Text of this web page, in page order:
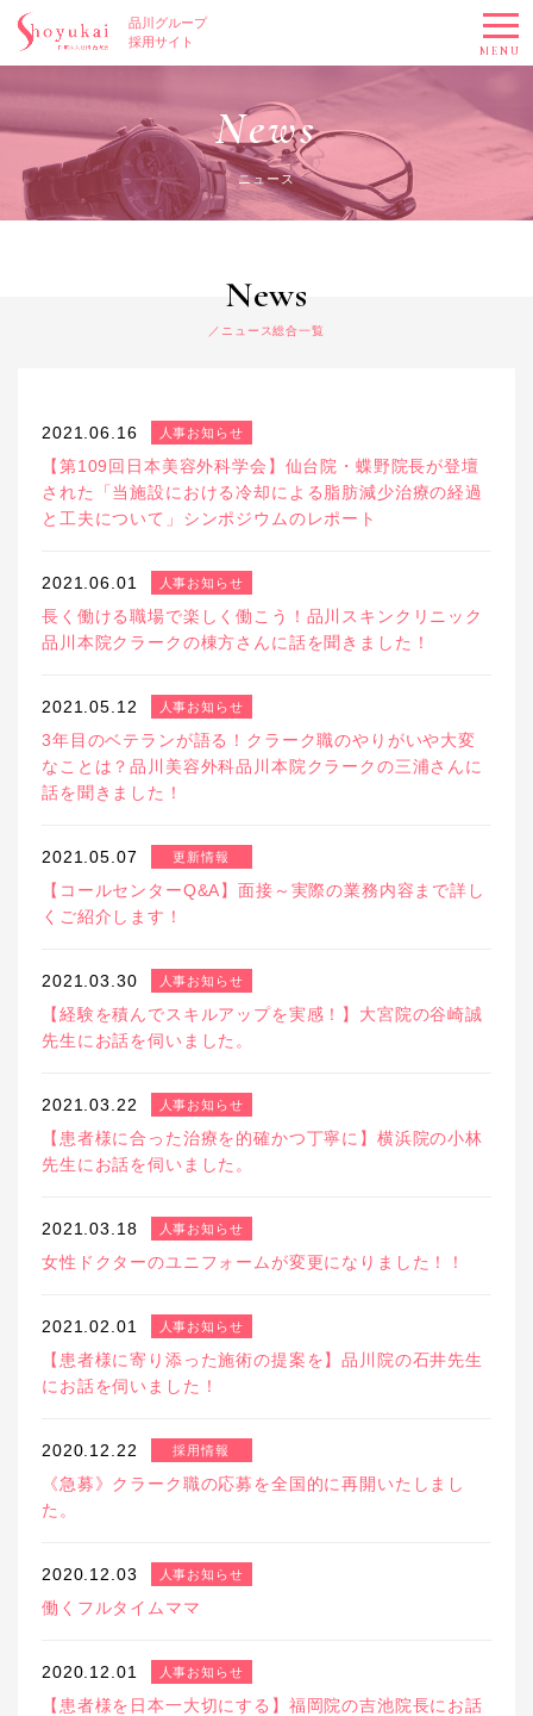
品川グループ
採用サイト
MENU
News
ニュース
News
ニュース総合一覧
2021.06.16 人事お知らせ
【第109回日本美容外科学会】仙台院・蝶野院長が登壇
された「当施設における冷却による脂肪減少治療の経過
と工夫について」シンポジウムのレポート
2021.06.01 人事お知らせ
長く働ける職場で楽しく働こう！品川スキンクリニック
品川本院クラークの棟方さんに話を聞きました！
2021.05.12 人事お知らせ
3年目のベテランが語る！クラーク職のやりがいや大変
なことは？品川美容外科品川本院クラークの三浦さんに
話を聞きました！
2021.05.07 更新情報
【コールセンターQ&A】面接～実際の業務内容まで詳し
くご紹介します！
2021.03.30 人事お知らせ
【経験を積んでスキルアップを実感！】大宮院の谷崎誠
先生にお話を伺いました。
2021.03.22 人事お知らせ
【患者様に合った治療を的確かつ丁寧に】横浜院の小林
先生にお話を伺いました。
2021.03.18 人事お知らせ
女性ドクターのユニフォームが変更になりました！！
2021.02.01 人事お知らせ
【患者様に寄り添った施術の提案を】品川院の石井先生
にお話を伺いました！
2020.12.22 採用情報
《急募》クラーク職の応募を全国的に再開いたしまし
た。
2020.12.03 人事お知らせ
働くフルタイムママ
2020.12.01 人事お知らせ
【患者様を日本一大切にする】福岡院の吉池院長にお話